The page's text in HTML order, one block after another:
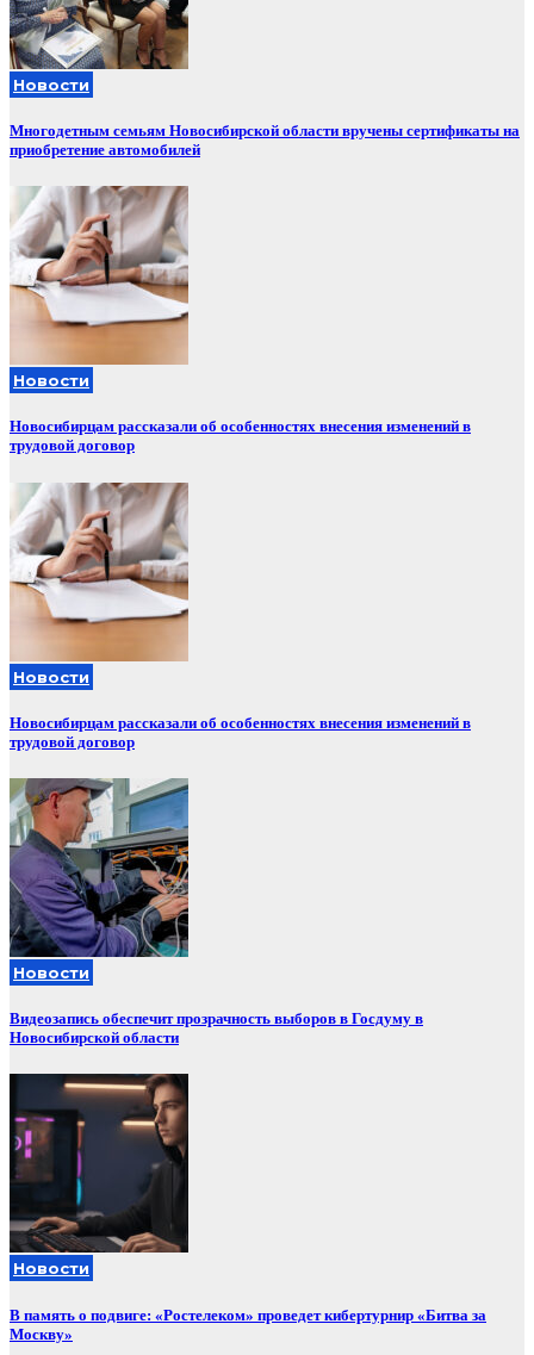
Новости
Многодетным семьям Новосибирской области вручены сертификаты на
приобретение автомобилей
Новости
Новосибирцам рассказали об особенностях внесения изменений в
трудовой договор
Новости
Новосибирцам рассказали об особенностях внесения изменений в
трудовой договор
Новости
Видеозапись обеспечит прозрачность выборов в Госдуму в
Новосибирской области
Новости
В память о подвиге: «Ростелеком» проведет кибертурнир «Битва за
Москву»